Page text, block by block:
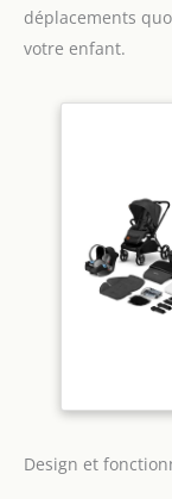
déplacements
votre enfant.
Design et